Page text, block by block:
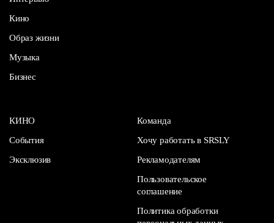
Кино
Образ жизни
Музыка
Бизнес
КИНО
События
Эксклюзив
Команда
Хочу работать в SRSLY
Рекламодателям
Пользовательское
соглашение
Политика обработки